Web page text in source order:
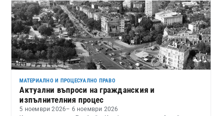
МАТЕРИАЛНО И ПРОЦЕСУАЛНО ПРАВО
Актуални въпроси на гражданския и
изпълнителния процес
5 ноември 2026– 6 ноември 2026